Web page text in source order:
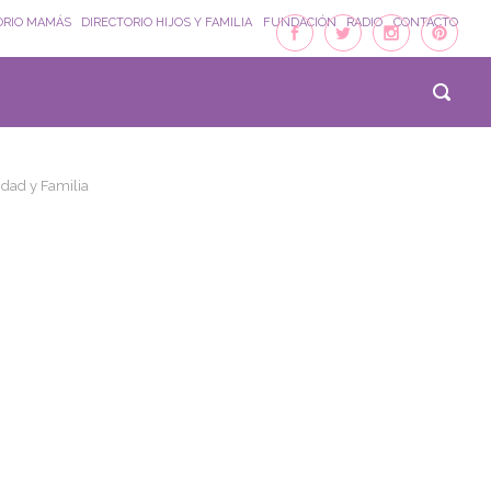
MAMÁS DIRECTORIO HIJOS Y FAMILIA FUNDACIÓN RADIO CONTACTO
y Familia